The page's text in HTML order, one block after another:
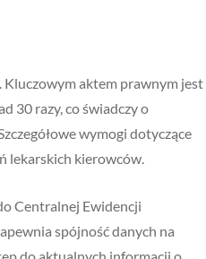
Kluczowym aktem prawnym jest
30 razy, co świadczy o
wymogi dotyczące
lekarskich kierowców.
Centralnej Ewidencji
spójność danych na
do aktualnych informacji o